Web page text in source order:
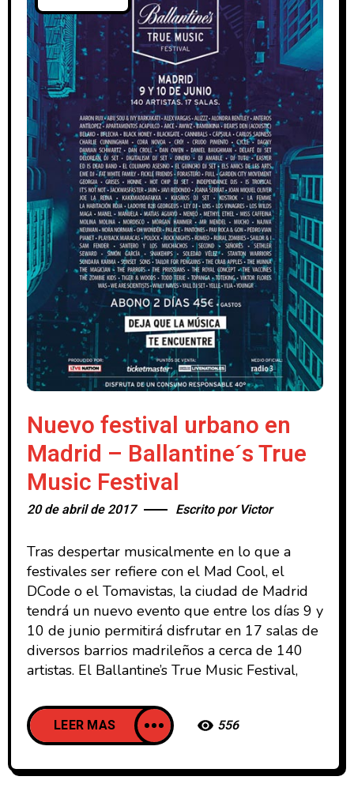
Nuevo festival urbano en
Madrid – Ballantine´s True
Music Festival
20 de abril de 2017 Escrito por Victor
Tras despertar musicalmente en lo que a
festivales ser refiere con el Mad Cool, el
DCode o el Tomavistas, la ciudad de Madrid
tendrá un nuevo evento que entre los días 9 y
10 de junio permitirá disfrutar en 17 salas de
diversos barrios madrileños a cerca de 140
artistas. El Ballantine’s True Music Festival,
LEER MAS 556